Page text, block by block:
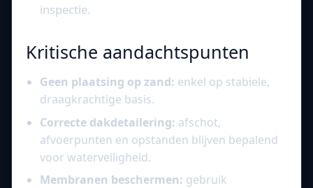
inspectie.
Kritische aandachtspunten
Geen plaatsing op zand: enkel op stabiele,
draagkrachtige basis.
Correcte dakdetailering: afschot,
afvoerpunten en opstanden blijven bepalend
voor waterveiligheid.
Membranen beschermen: gebruik